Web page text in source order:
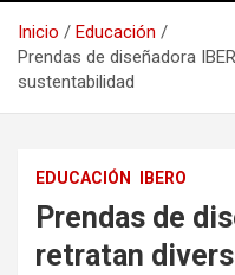
Inicio
Educación
Prendas de diseñadora
sustentabilidad
EDUCACIÓN IBERO
Prendas de
retratan